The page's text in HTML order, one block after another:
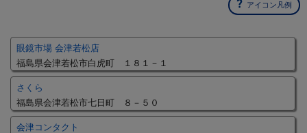
アイコン凡例
眼鏡市場 会津若松店
福島県会津若松市白虎町 １８１－１
さくら
福島県会津若松市七日町 ８－５０
会津コンタクト